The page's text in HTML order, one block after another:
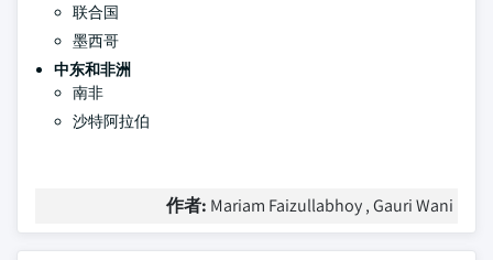
联合国
墨西哥
中东和非洲
南非
沙特阿拉伯
作者: Mariam Faizullabhoy , Gauri Wani